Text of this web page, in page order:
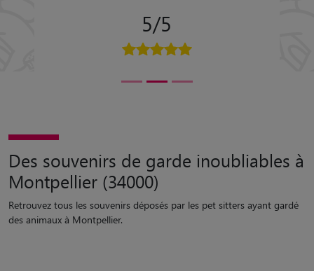
5/5
Des souvenirs de garde inoubliables à
Montpellier (34000)
Retrouvez tous les souvenirs déposés par les pet sitters ayant gardé
des animaux à Montpellier.